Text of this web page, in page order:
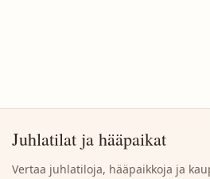
Juhlatilat ja hääpaikat
Vertaa juhlatiloja, hääpaikkoja ja